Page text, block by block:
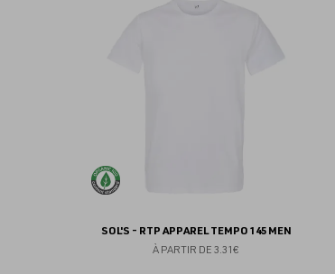
SOL'S - RTP APPAREL TEMPO 145 MEN
À PARTIR DE 3.31€